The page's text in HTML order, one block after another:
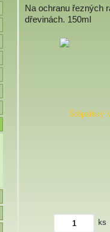
Na ochranu řezných
dřevinách. 150ml
ks